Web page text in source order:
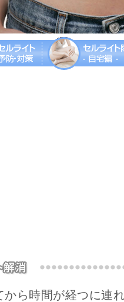
ら時間が経つに連